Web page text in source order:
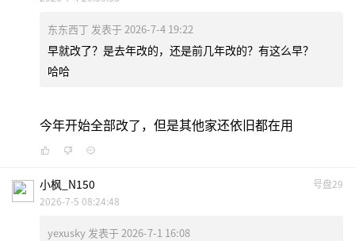
东东西丁 发表于 2026-7-4 19:22
早就改了？是去年改的，还是前几年改的？有这么早？
哈哈
今年开始全部改了，但是其他家还依旧都在用
号盘29
小枫_N150
2026-7-5 08:24:48
yexusky 发表于 2026-7-1 16:08